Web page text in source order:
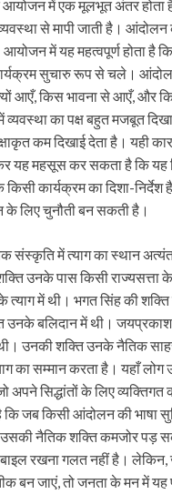
में एक मूलभूत अंतर होता
से मापी जाती है।
में यह महत्वपूर्ण होता है
सुचारु रूप से चले।
आएँ, किस भावना से आएँ, और
व्यवस्था का पक्ष बहुत मजबूत
कम दिखाई देता है। यही
यह महसूस कर सकता है कि यह
किसी कार्यक्रम का दिशा-
के लिए चुनौती बन सकती है।
संस्कृति में त्याग का स्थान अत्यंत
उनके पास किसी राज्यसत्ता
त्याग में थी। भगत सिंह की
उनके बलिदान में थी। जयप्रकाश
उनकी शक्ति उनके नैतिक
का सम्मान करता है। यहाँ
अपने सिद्धांतों के लिए
जब किसी आंदोलन की भाषा
उसकी नैतिक शक्ति कमजोर पड़
रखना गलत नहीं है।
बन जाएं, तो जनता के मन में